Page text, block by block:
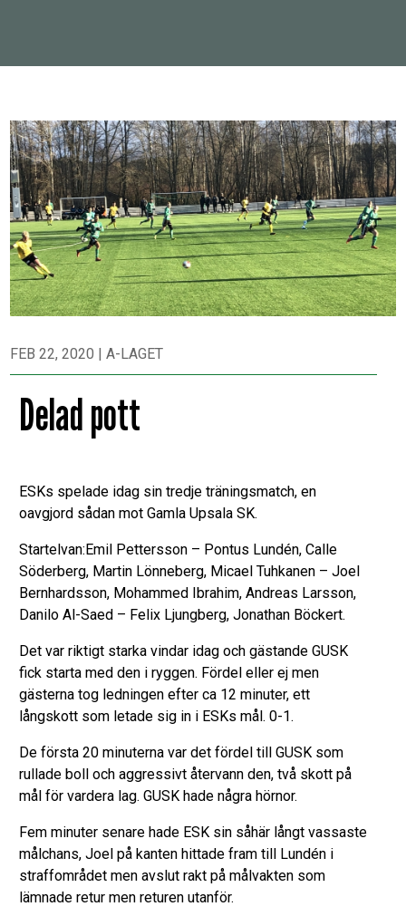
FEB 22, 2020 |A-LAGET
Delad pott
ESKs spelade idag sin tredje träningsmatch, en
oavgjord sådan mot Gamla Upsala SK.
Startelvan:Emil Pettersson – Pontus Lundén, Calle
Söderberg, Martin Lönneberg, Micael Tuhkanen – Joel
Bernhardsson, Mohammed Ibrahim, Andreas Larsson,
Danilo Al-Saed – Felix Ljungberg, Jonathan Böckert.
Det var riktigt starka vindar idag och gästande GUSK
fick starta med den i ryggen. Fördel eller ej men
gästerna tog ledningen efter ca 12 minuter, ett
långskott som letade sig in i ESKs mål. 0-1.
De första 20 minuterna var det fördel till GUSK som
rullade boll och aggressivt återvann den, två skott på
mål för vardera lag. GUSK hade några hörnor.
Fem minuter senare hade ESK sin såhär långt vassaste
målchans, Joel på kanten hittade fram till Lundén i
straffområdet men avslut rakt på målvakten som
lämnade retur men returen utanför.